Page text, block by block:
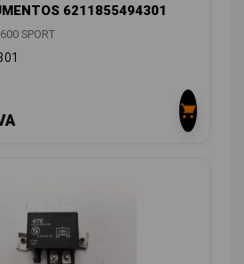
6211855494301
SPORT